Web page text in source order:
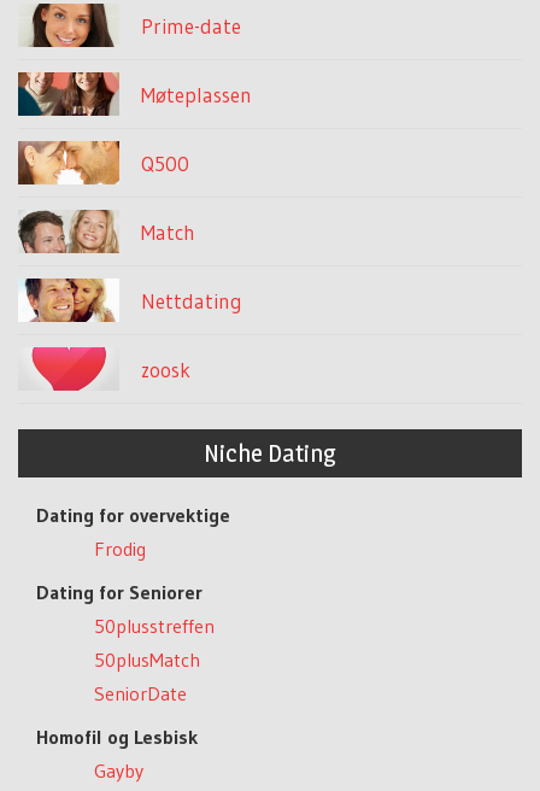
Prime-date
Møteplassen
Q500
Match
Nettdating
zoosk
Niche Dating
Dating for overvektige
Frodig
Dating for Seniorer
50plusstreffen
50plusMatch
SeniorDate
Homofil og Lesbisk
Gayby